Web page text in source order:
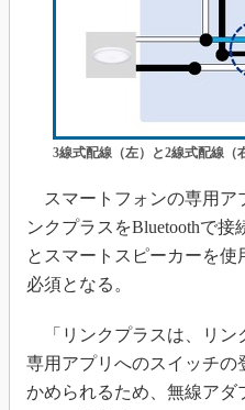
3線式配線（左）と2線式配線（
スマートフォンの専用ア
ンクプラスをBluetoothで
とスマートスピーカーを
必須となる。
「リンクプラスは、リン
専用アプリへのスイッチの
かめられるため、無線アダ